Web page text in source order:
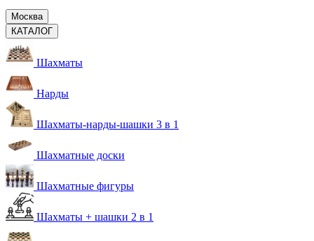
Москва
КАТАЛОГ
Шахматы
Нарды
Шахматы-нарды-шашки 3 в 1
Шахматные доски
Шахматные фигуры
Шахматы + шашки 2 в 1